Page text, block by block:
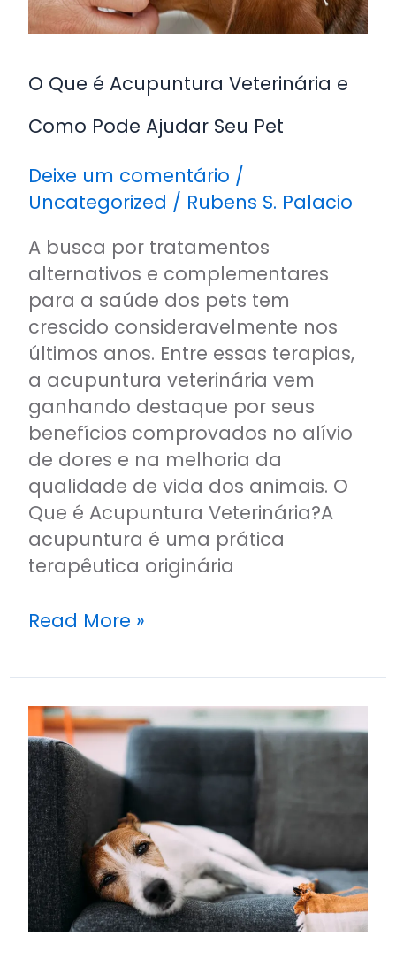
O Que é Acupuntura Veterinária e
Como Pode Ajudar Seu Pet
Deixe um comentário /
Uncategorized / Rubens S. Palacio
A busca por tratamentos
alternativos e complementares
para a saúde dos pets tem
crescido consideravelmente nos
últimos anos. Entre essas terapias,
a acupuntura veterinária vem
ganhando destaque por seus
benefícios comprovados no alívio
de dores e na melhoria da
qualidade de vida dos animais. O
Que é Acupuntura Veterinária?A
acupuntura é uma prática
terapêutica originária
Como
Pode
Seu
Pet
Read More »
Cinco
Sinais
de
Que
Seu
Pet
Precisa
de
Atendimento